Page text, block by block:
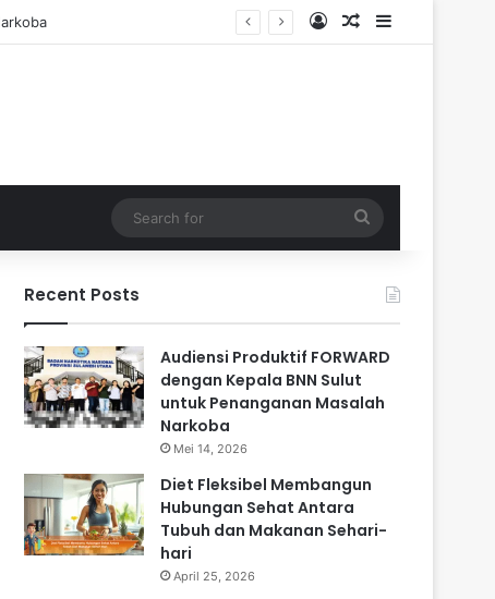
Log InRandom Article
Sidebar
for
Recent Posts
Audiensi Produktif FORWARD
dengan Kepala BNN Sulut
untuk Penanganan Masalah
Narkoba
Mei 14, 2026
Diet Fleksibel Membangun
Hubungan Sehat Antara
Tubuh dan Makanan Sehari-
hari
April 25, 2026